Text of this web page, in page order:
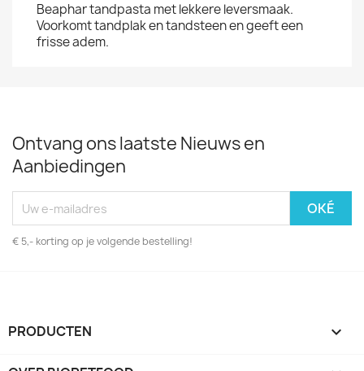
Beaphar tandpasta met lekkere leversmaak.
Voorkomt tandplak en tandsteen en geeft een
frisse adem.
Ontvang ons laatste Nieuws en
Aanbiedingen
€ 5,- korting op je volgende bestelling!
PRODUCTEN 